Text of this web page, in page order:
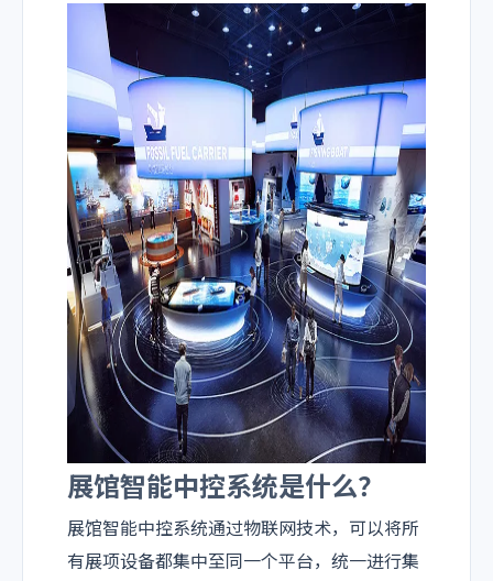
展馆智能中控系统是什么？
展馆智能中控系统通过物联网技术，可以将所
有展项设备都集中至同一个平台，统一进行集